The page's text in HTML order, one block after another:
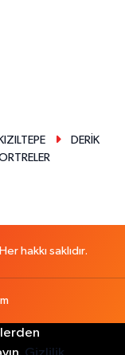
DERİK
hakkı saklıdır.